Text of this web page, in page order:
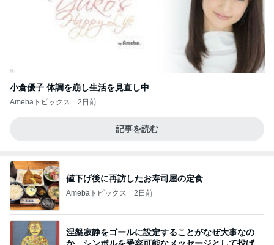
小倉優子 体調を崩し生活を見直し中
Amebaトピックス 2日前
記事を読む
値下げ後に再訪したお寿司屋の定食
Amebaトピックス 2日前
涅槃寂静をゴールに設定することがなぜ大事なの
か、シンボルを受容可能なメッセージとして投げる